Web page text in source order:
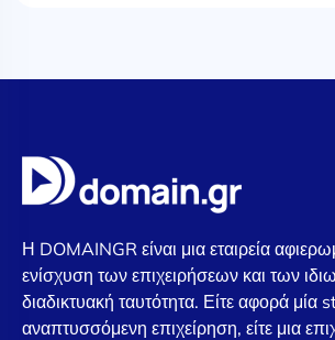
Η DOMAINGR είναι μια εταιρεία
ενίσχυση των επιχειρήσεων και των
διαδικτυακή ταυτότητα. Είτε αφορά μία
αναπτυσσόμενη επιχείρηση, είτε μια